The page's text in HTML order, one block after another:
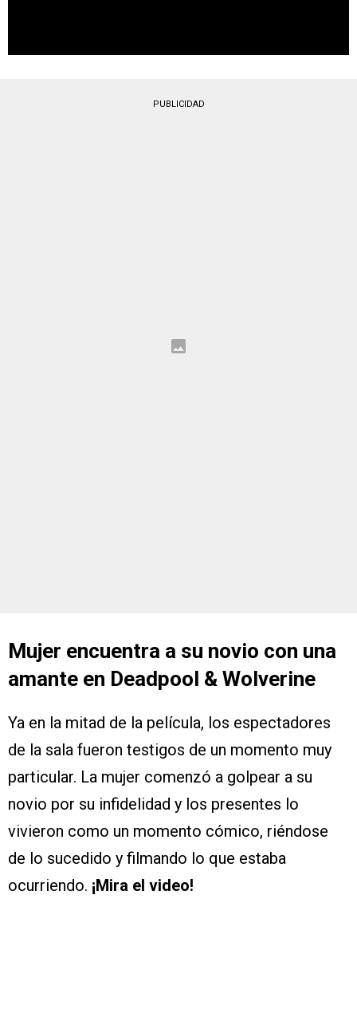
PUBLICIDAD
Mujer encuentra a su novio con una
amante en Deadpool & Wolverine
Ya en la mitad de la película, los espectadores
de la sala fueron testigos de un momento muy
particular. La mujer comenzó a golpear a su
novio por su infidelidad y los presentes lo
vivieron como un momento cómico, riéndose
de lo sucedido y filmando lo que estaba
ocurriendo. ¡Mira el video!